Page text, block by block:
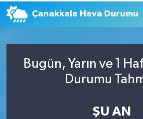
Çanakkale Hava Durumu
Bugün, Yarın ve 1
Durumu
ŞU AN
Savunma - Teknoloji
Son Dakika Haberleri